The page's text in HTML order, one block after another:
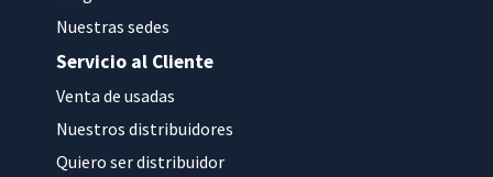
Nuestras sedes
Servicio al Cliente
Venta de usadas
Nuestros distribuidores
Quiero ser distribuidor